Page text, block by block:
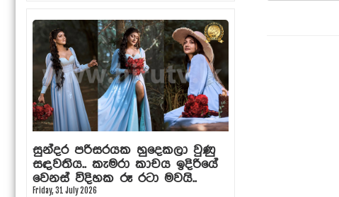
සුන්දර පරිසරයක හුදෙකලා වුණු
සඳවතිය.. කැමරා කාචය ඉදිරියේ
වෙනස් විදිහක රූ රටා මවයි..
Friday, 31 July 2026